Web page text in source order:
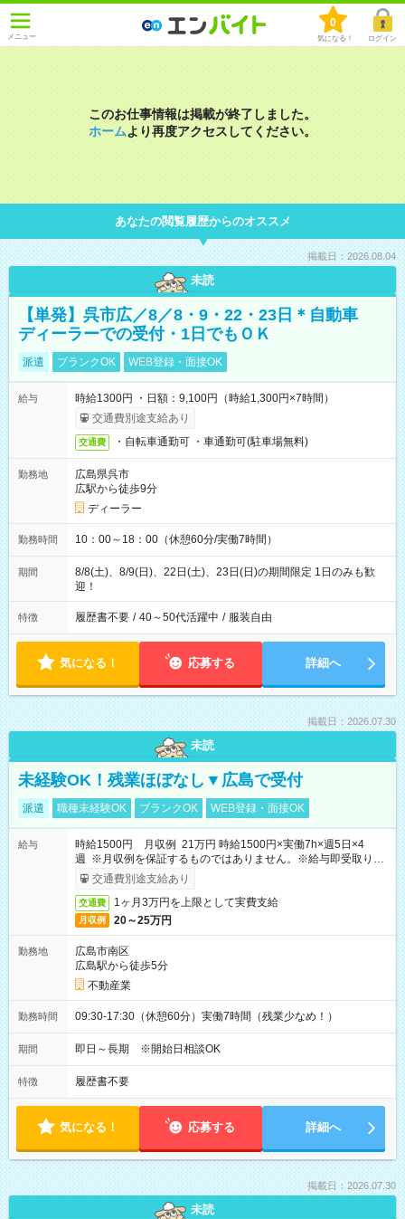
メニュー
0
気になる！ ログイン
このお仕事情報は掲載が終了しました。
ホームより再度アクセスしてください。
あなたの閲覧履歴からのオススメ
掲載日：2026.08.04
未読
【単発】呉市広／8／8・9・22・23日＊自動車
ディーラーでの受付・1日でもＯＫ
派遣 ブランクOK WEB登録・面接OK
給与
時給1300円 ・日額：9,100円（時給1,300円×7時間）
交通費別途支給あり
交通費 ・自転車通勤可 ・車通勤可(駐車場無料)
勤務地
広島県呉市
広駅から徒歩9分
ディーラー
勤務時間 10：00～18：00（休憩60分/実働7時間）
期間
8/8(土)、8/9(日)、22日(土)、23日(日)の期間限定 1日のみも歓
迎！
特徴 履歴書不要 / 40～50代活躍中 / 服装自由
気になる！ 応募する 詳細へ
掲載日：2026.07.30
未読
未経験OK！残業ほぼなし▼広島で受付
派遣 職種未経験OK ブランクOK WEB登録・面接OK
給与
時給1500円 月収例 21万円 時給1500円×実働7h×週5日×4
週 ※月収例を保証するものではありません。※給与即受取りサ
ービス利用可（利用条件有）
交通費別途支給あり
交通費 1ヶ月3万円を上限として実費支給
月収例 20～25万円
勤務地
広島市南区
広島駅から徒歩5分
不動産業
勤務時間 09:30-17:30（休憩60分）実働7時間（残業少なめ！）
期間 即日～長期 ※開始日相談OK
特徴 履歴書不要
気になる！ 応募する 詳細へ
掲載日：2026.07.30
未読